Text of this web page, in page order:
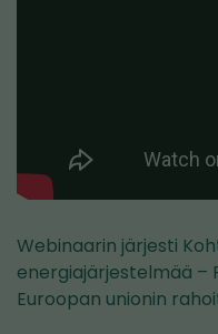
Webinaarin järjesti
energiajärjestelmää –
Euroopan unionin